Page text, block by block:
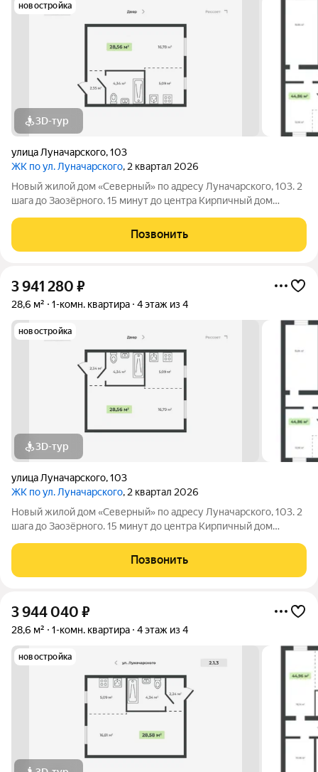
новостройка
3D-тур
улица Луначарского,103
ЖК по ул. Луначарского, 2 квартал 2026
Новый жилой дом «Северный» по адресу Луначарского, 103. 2
шага до Заозёрного. 15 минут до центра Кирпичный дом
воркаута Просторная парковка Корзины для кондиционеров
КВАРТИРЫ ФОРМАТА «ЗАЕЗЖАЙ И ЖИВИ»
Позвонить
3 941 280 ₽
28,6 м² 1-комн. квартира 4 этаж из 4
новостройка
3D-тур
улица Луначарского,103
ЖК по ул. Луначарского, 2 квартал 2026
Новый жилой дом «Северный» по адресу Луначарского, 103. 2
шага до Заозёрного. 15 минут до центра Кирпичный дом
воркаута Просторная парковка Корзины для кондиционеров
КВАРТИРЫ ФОРМАТА «ЗАЕЗЖАЙ И ЖИВИ»
Позвонить
3 944 040 ₽
28,6 м² 1-комн. квартира 4 этаж из 4
новостройка